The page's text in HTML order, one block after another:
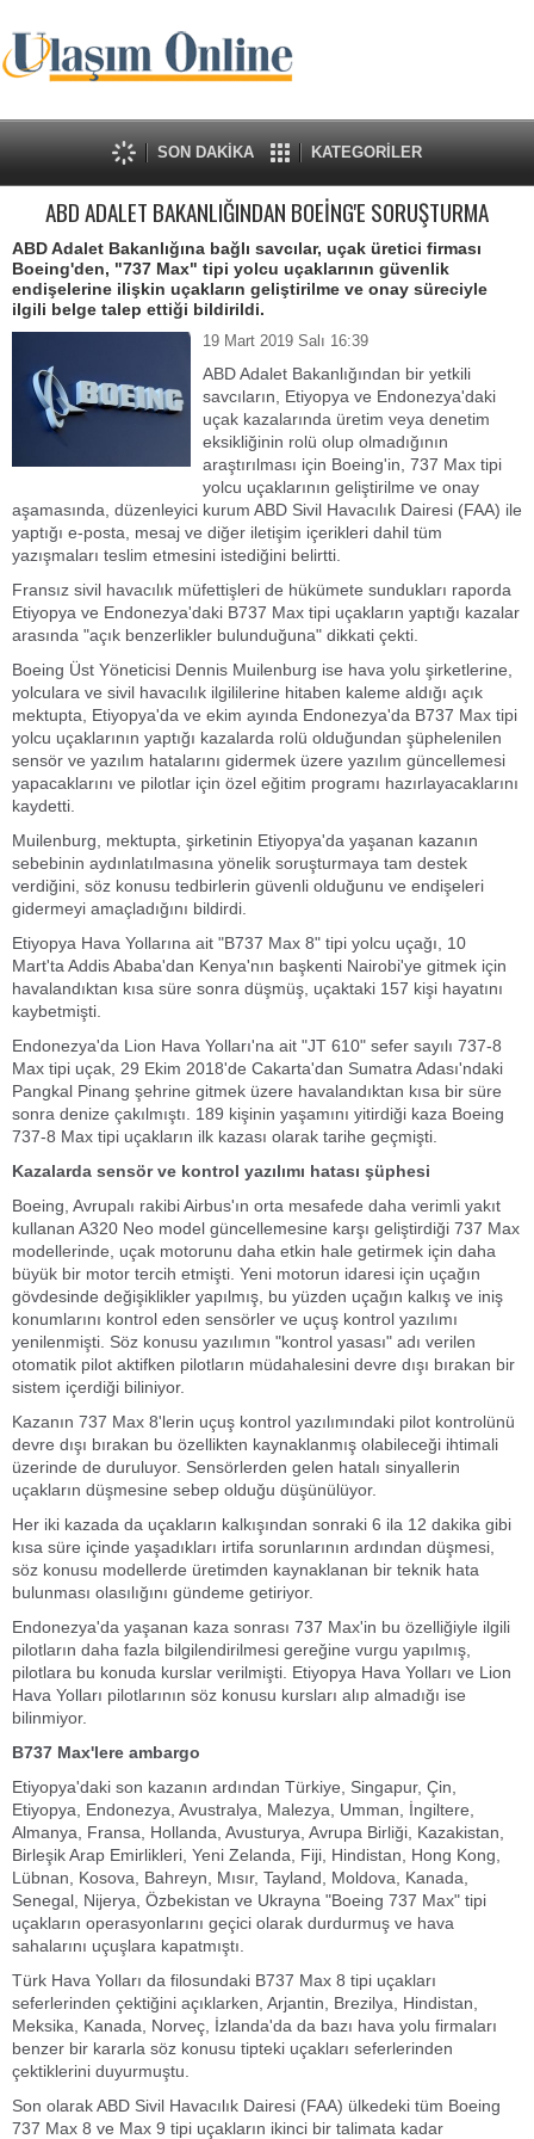
SON DAKİKA KATEGORİLER
ABD ADALET BAKANLIĞINDAN BOEİNG'E SORUŞTURMA
ABD Adalet Bakanlığına bağlı savcılar, uçak üretici firması
Boeing'den, "737 Max" tipi yolcu uçaklarının güvenlik
endişelerine ilişkin uçakların geliştirilme ve onay süreciyle
ilgili belge talep ettiği bildirildi.
19 Mart 2019 Salı 16:39
ABD Adalet Bakanlığından bir yetkili
savcıların, Etiyopya ve Endonezya'daki
uçak kazalarında üretim veya denetim
eksikliğinin rolü olup olmadığının
araştırılması için Boeing'in, 737 Max tipi
yolcu uçaklarının geliştirilme ve onay
aşamasında, düzenleyici kurum ABD Sivil Havacılık Dairesi (FAA) ile
yaptığı e-posta, mesaj ve diğer iletişim içerikleri dahil tüm
yazışmaları teslim etmesini istediğini belirtti.
Fransız sivil havacılık müfettişleri de hükümete sundukları raporda
Etiyopya ve Endonezya'daki B737 Max tipi uçakların yaptığı kazalar
arasında "açık benzerlikler bulunduğuna" dikkati çekti.
Boeing Üst Yöneticisi Dennis Muilenburg ise hava yolu şirketlerine,
yolculara ve sivil havacılık ilgililerine hitaben kaleme aldığı açık
mektupta, Etiyopya'da ve ekim ayında Endonezya'da B737 Max tipi
yolcu uçaklarının yaptığı kazalarda rolü olduğundan şüphelenilen
sensör ve yazılım hatalarını gidermek üzere yazılım güncellemesi
yapacaklarını ve pilotlar için özel eğitim programı hazırlayacaklarını
kaydetti.
Muilenburg, mektupta, şirketinin Etiyopya'da yaşanan kazanın
sebebinin aydınlatılmasına yönelik soruşturmaya tam destek
verdiğini, söz konusu tedbirlerin güvenli olduğunu ve endişeleri
gidermeyi amaçladığını bildirdi.
Etiyopya Hava Yollarına ait "B737 Max 8" tipi yolcu uçağı, 10
Mart'ta Addis Ababa'dan Kenya'nın başkenti Nairobi'ye gitmek için
havalandıktan kısa süre sonra düşmüş, uçaktaki 157 kişi hayatını
kaybetmişti.
Endonezya'da Lion Hava Yolları'na ait "JT 610" sefer sayılı 737-8
Max tipi uçak, 29 Ekim 2018'de Cakarta'dan Sumatra Adası'ndaki
Pangkal Pinang şehrine gitmek üzere havalandıktan kısa bir süre
sonra denize çakılmıştı. 189 kişinin yaşamını yitirdiği kaza Boeing
737-8 Max tipi uçakların ilk kazası olarak tarihe geçmişti.
Kazalarda sensör ve kontrol yazılımı hatası şüphesi
Boeing, Avrupalı rakibi Airbus'ın orta mesafede daha verimli yakıt
kullanan A320 Neo model güncellemesine karşı geliştirdiği 737 Max
modellerinde, uçak motorunu daha etkin hale getirmek için daha
büyük bir motor tercih etmişti. Yeni motorun idaresi için uçağın
gövdesinde değişiklikler yapılmış, bu yüzden uçağın kalkış ve iniş
konumlarını kontrol eden sensörler ve uçuş kontrol yazılımı
yenilenmişti. Söz konusu yazılımın "kontrol yasası" adı verilen
otomatik pilot aktifken pilotların müdahalesini devre dışı bırakan bir
sistem içerdiği biliniyor.
Kazanın 737 Max 8'lerin uçuş kontrol yazılımındaki pilot kontrolünü
devre dışı bırakan bu özellikten kaynaklanmış olabileceği ihtimali
üzerinde de duruluyor. Sensörlerden gelen hatalı sinyallerin
uçakların düşmesine sebep olduğu düşünülüyor.
Her iki kazada da uçakların kalkışından sonraki 6 ila 12 dakika gibi
kısa süre içinde yaşadıkları irtifa sorunlarının ardından düşmesi,
söz konusu modellerde üretimden kaynaklanan bir teknik hata
bulunması olasılığını gündeme getiriyor.
Endonezya'da yaşanan kaza sonrası 737 Max'in bu özelliğiyle ilgili
pilotların daha fazla bilgilendirilmesi gereğine vurgu yapılmış,
pilotlara bu konuda kurslar verilmişti. Etiyopya Hava Yolları ve Lion
Hava Yolları pilotlarının söz konusu kursları alıp almadığı ise
bilinmiyor.
B737 Max'lere ambargo
Etiyopya'daki son kazanın ardından Türkiye, Singapur, Çin,
Etiyopya, Endonezya, Avustralya, Malezya, Umman, İngiltere,
Almanya, Fransa, Hollanda, Avusturya, Avrupa Birliği, Kazakistan,
Birleşik Arap Emirlikleri, Yeni Zelanda, Fiji, Hindistan, Hong Kong,
Lübnan, Kosova, Bahreyn, Mısır, Tayland, Moldova, Kanada,
Senegal, Nijerya, Özbekistan ve Ukrayna "Boeing 737 Max" tipi
uçakların operasyonlarını geçici olarak durdurmuş ve hava
sahalarını uçuşlara kapatmıştı.
Türk Hava Yolları da filosundaki B737 Max 8 tipi uçakları
seferlerinden çektiğini açıklarken, Arjantin, Brezilya, Hindistan,
Meksika, Kanada, Norveç, İzlanda'da da bazı hava yolu firmaları
benzer bir kararla söz konusu tipteki uçakları seferlerinden
çektiklerini duyurmuştu.
Son olarak ABD Sivil Havacılık Dairesi (FAA) ülkedeki tüm Boeing
737 Max 8 ve Max 9 tipi uçakların ikinci bir talimata kadar